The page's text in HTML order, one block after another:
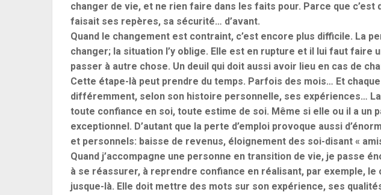
changer de vie, et ne rien faire dans les faits pour. Parce que c’est
faisait ses repères, sa sécurité… d’avant.
Quand le changement est contraint, c’est encore plus difficile. La
changer; la situation l’y oblige. Elle est en rupture et il lui faut faire
passer à autre chose. Un deuil qui doit aussi avoir lieu en cas de
Cette étape-là peut prendre du temps. Parfois des mois… Et
différemment, selon son histoire personnelle, ses expériences…
toute confiance en soi, toute estime de soi. Même si elle ou il a un
exceptionnel. D’autant que la perte d’emploi provoque aussi
et personnels: baisse de revenus, éloignement des soi-disant «
Quand j’accompagne une personne en transition de vie, je passe
à se réassurer, à reprendre confiance en réalisant, par exemple, le
jusque-là. Elle doit mettre des mots sur son expérience, ses